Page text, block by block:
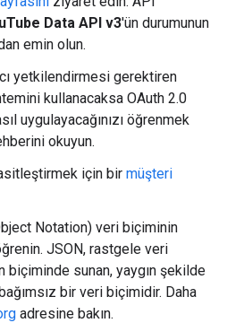
Data API v3'ün durumunun
emin olun.
yetkilendirmesi gerektiren
kullanacaksa OAuth 2.0
uygulayacağınızı öğrenmek
okuyun.
için bir müşteri
Notation) veri biçiminin
JSON, rastgele veri
biçiminde sunan, yaygın şekilde
bir veri biçimidir. Daha
adresine bakın.